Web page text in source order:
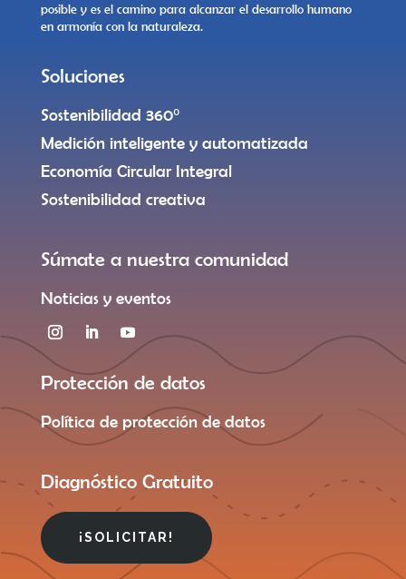
posible y es el camino para alcanzar el desarrollo humano
en armonía con la naturaleza.
Soluciones
Sostenibilidad 360°
Medición inteligente y automatizada
Economía Circular Integral
Sostenibilidad creativa
Súmate a nuestra comunidad
Noticias y eventos
Protección de datos
Política de protección de datos
Diagnóstico Gratuito
¡SOLICITAR!